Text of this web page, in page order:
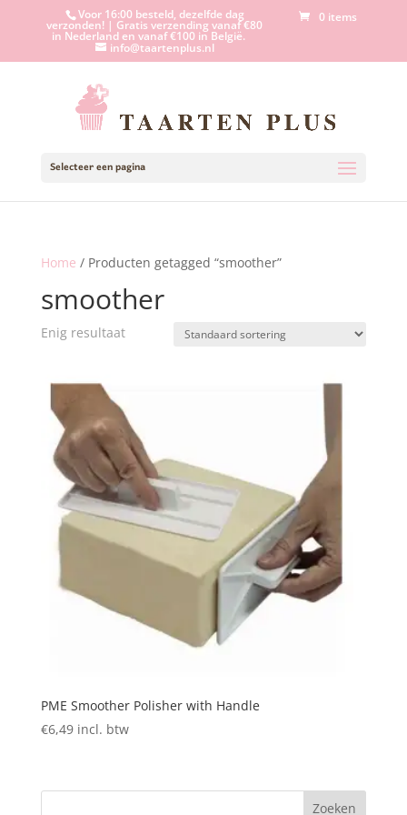
Voor 16:00 besteld, dezelfde dag
verzonden! | Gratis verzending vanaf €80
in Nederland en vanaf €100 in België.
info@taartenplus.nl
0 items
Selecteer een pagina
Home / Producten getagged “smoother”
smoother
Enig resultaat
PME Smoother Polisher with Handle
€6,49 incl. btw
Zoeken